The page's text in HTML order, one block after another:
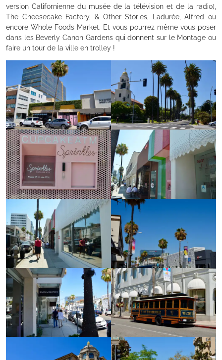
version Californienne du musée de la télévision et de la radio),
The Cheesecake Factory, & Other Stories, Ladurée, Alfred ou
encore Whole Foods Market. Et vous pourrez même vous poser
dans les Beverly Canon Gardens qui donnent sur le Montage ou
faire un tour de la ville en trolley !